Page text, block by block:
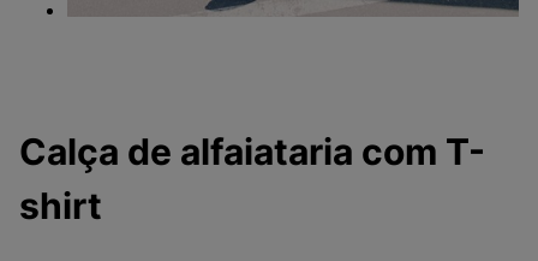
Calça de alfaiataria com T-
shirt